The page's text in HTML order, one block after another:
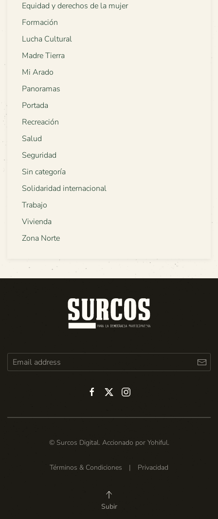
Equidad y derechos de la mujer
Formación
Lucha Cultural
Madre Tierra
Mi Arado
Panoramas
Portada
Recreación
Salud
Seguridad
Sin categoría
Solidaridad internacional
Trabajo
Vivienda
Zona Norte
© Surcos Digital. Accionado por Yohiful.
Términos & Condiciones | Privacidad
Subir